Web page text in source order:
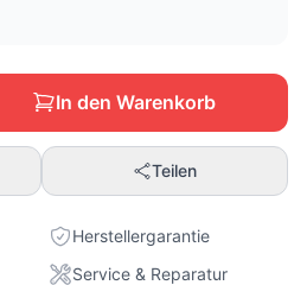
In den Warenkorb
Teilen
Herstellergarantie
Service & Reparatur